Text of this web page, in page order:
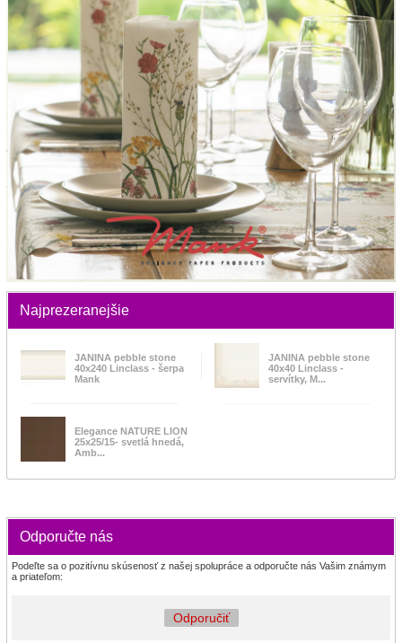
Najprezeranejšie
JANINA pebble stone
40x240 Linclass - šerpa
Mank
JANINA pebble stone
40x40 Linclass -
servítky, M...
Elegance NATURE LION
25x25/15- svetlá hnedá,
Amb...
Odporučte nás
Podeľte sa o pozitívnu skúsenosť z našej spolupráce a odporučte nás Vašim známym
a priateľom:
Odporučiť